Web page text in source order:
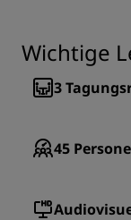
Wichtige
3
45